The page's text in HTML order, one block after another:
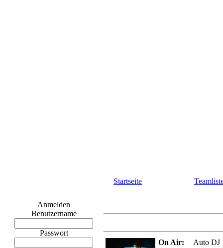
Startseite
Anmelden
Benutzername
Passwort
On Air:
Auto DJ